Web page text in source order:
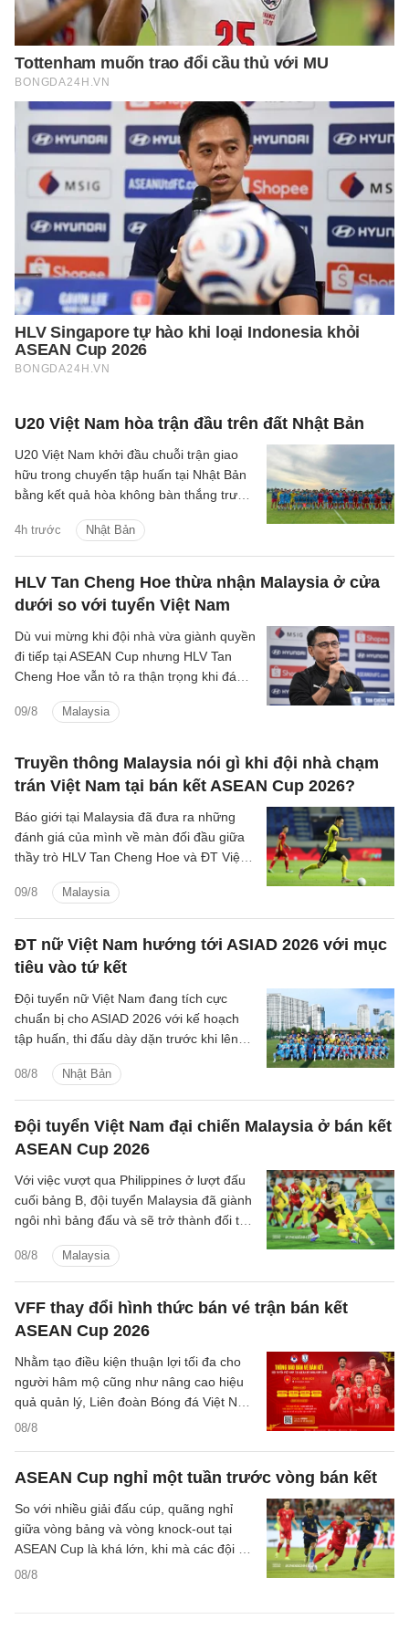
U20 Việt Nam hòa trận đầu trên đất Nhật Bản
4h trước Nhật Bản
U20 Việt Nam khởi đầu chuỗi trận giao
hữu trong chuyến tập huấn tại Nhật Bản
bằng kết quả hòa không bàn thắng trước
HLV Tan Cheng Hoe thừa nhận Malaysia ở cửa
dưới so với tuyển Việt Nam
09/8 Malaysia
Dù vui mừng khi đội nhà vừa giành quyền
đi tiếp tại ASEAN Cup nhưng HLV Tan
Cheng Hoe vẫn tỏ ra thận trọng khi đánh
Việt Nam.
Truyền thông Malaysia nói gì khi đội nhà chạm
trán Việt Nam tại bán kết ASEAN Cup 2026?
09/8 Malaysia
Báo giới tại Malaysia đã đưa ra những
đánh giá của mình về màn đối đầu giữa
thầy trò HLV Tan Cheng Hoe và ĐT Việt
sắp tới.
ĐT nữ Việt Nam hướng tới ASIAD 2026 với mục
tiêu vào tứ kết
08/8 Nhật Bản
Đội tuyển nữ Việt Nam đang tích cực
chuẩn bị cho ASIAD 2026 với kế hoạch
tập huấn, thi đấu dày dặn trước khi lên
Đội tuyển Việt Nam đại chiến Malaysia ở bán kết
ASEAN Cup 2026
08/8 Malaysia
Với việc vượt qua Philippines ở lượt đấu
cuối bảng B, đội tuyển Malaysia đã giành
ngôi nhì bảng đấu và sẽ trở thành đối thủ
hành trình bảo vệ ngôi vương Đông Nam
Á.
VFF thay đổi hình thức bán vé trận bán kết
ASEAN Cup 2026
08/8
Nhằm tạo điều kiện thuận lợi tối đa cho
người hâm mộ cũng như nâng cao hiệu
quả quản lý, Liên đoàn Bóng đá Việt Nam
(VFF) đã chính thức thông báo về việc
ASEAN Cup nghỉ một tuần trước vòng bán kết
08/8
So với nhiều giải đấu cúp, quãng nghỉ
giữa vòng bảng và vòng knock-out tại
ASEAN Cup là khá lớn, khi mà các đội sẽ
có quãng nghỉ lên tới một tuần cho các